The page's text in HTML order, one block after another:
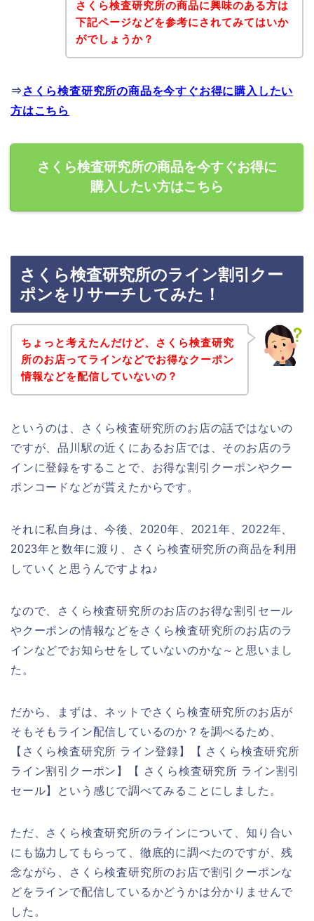
さくら検査研究所の商品に興味のある方は
下記ページなどを参考にされてみてはいか
がでしょうか？
⇒ さくら検査研究所の商品を今すぐお得に購入したい
方はこちら
さくら検査研究所の商品を今すぐお得に
購入したい方はこちら
さくら検査研究所のライン割引クー
ポンをリサーチしてみた！
ちょっと考えたんだけど、さくら検査研究
所のお店ってラインなどでお得なクーポン
情報などを配信していないの？
というのは、さくら検査研究所のお店の話ではないの
ですが、品川駅の近くにあるお店では、そのお店のラ
インに登録をすることで、お得な割引クーポンやクー
ポンコードなどが貰えたからです。
それに私自身は、今後、2020年、2021年、2022年、
2023年と数年に渡り、さくら検査研究所の商品を利用
していくと思うんですよね♪
なので、さくら検査研究所のお店のお得な割引セール
やクーポンの情報などをさくら検査研究所のお店のラ
インなどでお知らせをしていないのかな～と思いまし
た。
だから、まずは、ネットでさくら検査研究所のお店が
そもそもライン配信しているのか？を調べるため、
【さくら検査研究所 ライン登録】【 さくら検査研究所
ライン割引クーポン】【 さくら検査研究所 ライン割引
セール】という感じで調べてみることにしました。
ただ、さくら検査研究所のラインについて、知り合い
にも協力してもらって、徹底的に調べたのですが、残
念ながら、さくら検査研究所のお店で割引クーポンな
どをラインで配信しているかどうかは分かりませんで
した。